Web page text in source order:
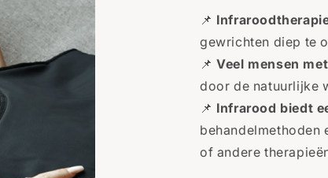
📌
gewrichten diep te
📌Veel mensen
door de natuurlijke
📌 Infrarood biedt
of andere